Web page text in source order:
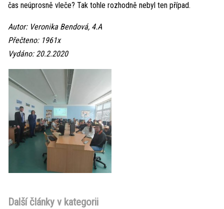
čas neúprosně vleče? Tak tohle rozhodně nebyl ten případ.
Autor: Veronika Bendová, 4.A
Přečteno: 1961x
Vydáno: 20.2.2020
Další články v kategorii